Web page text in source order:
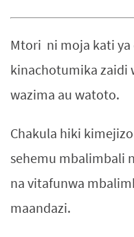
Mtori ni moja kati ya
kinachotumika zaidi
wazima au watoto.
Chakula hiki
sehemu mbalimbali
na vitafunwa
maandazi.